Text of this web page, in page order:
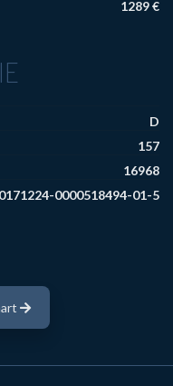
1289 €
D
157
16968
0000518494-01-5